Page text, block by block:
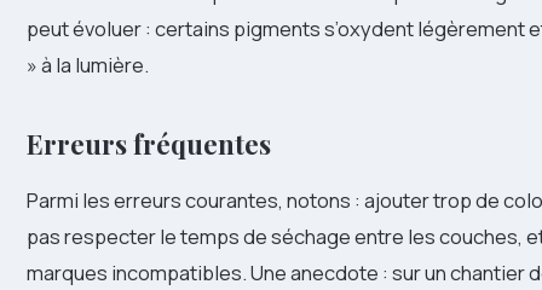
peut évoluer : certains pigments s’oxydent légèrement
» à la lumière.
Erreurs fréquentes
Parmi les erreurs courantes, notons : ajouter trop de
pas respecter le temps de séchage entre les couches,
marques incompatibles. Une anecdote : sur un chantier